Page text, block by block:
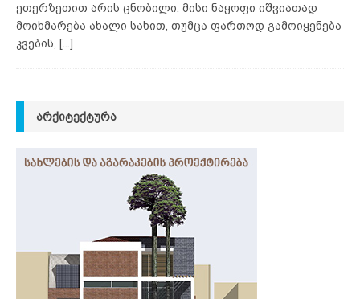
ეთერზეთით არის ცნობილი. მისი ნაყოფი იშვიათად
მოიხმარება ახალი სახით, თუმცა ფართოდ გამოიყენება
კვების,
[...]
ᲐᲠᲥᲘᲢᲔᲥᲢᲣᲠᲐ